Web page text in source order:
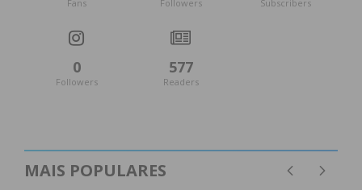
Fans Followers Subscribers
0
Followers
577
Readers
MAIS POPULARES